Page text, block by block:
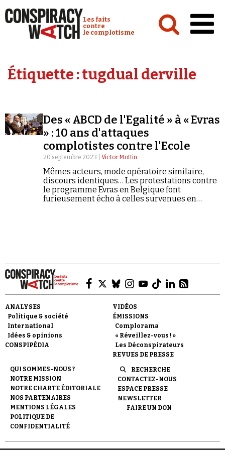
Conspiracy Watch :
Les faits
contre
le complotisme
Analyses
Vidéos
Émissions
Revues de presse
Faire un don
Demander à Vera
Étiquette :tugdual derville
Des « ABCD de l'Egalité » à « Evras
» : 10 ans d'attaques
complotistes contre l'Ecole
20 septembre 2023 | Victor Mottin
Mêmes acteurs, mode opératoire similaire,
discours identiques… Les protestations contre
le programme Evras en Belgique font
furieusement écho à celles survenues en
ANALYSES
Politique & société
International
Idées & opinions
CONSPIPÉDIA
VIDÉOS
ÉMISSIONS
Complorama
« Réveillez-vous ! »
Les Déconspirateurs
REVUES DE PRESSE
QUI SOMMES-NOUS ?
NOTRE MISSION
NOTRE CHARTE ÉDITORIALE
NOS PARTENAIRES
MENTIONS LÉGALES
POLITIQUE DE
CONFIDENTIALITÉ
RECHERCHE
CONTACTEZ-NOUS
ESPACE PRESSE
NEWSLETTER
FAIRE UN DON